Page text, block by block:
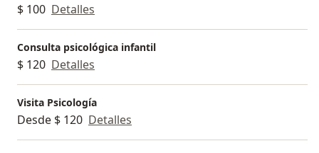
$ 100 Detalles
Consulta psicológica infantil
$ 120 Detalles
Visita Psicología
Desde $ 120 Detalles